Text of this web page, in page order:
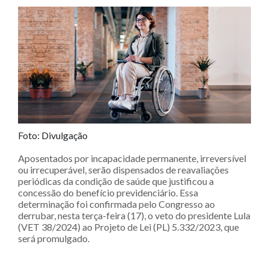
Foto: Divulgação
Aposentados por incapacidade permanente, irreversível
ou irrecuperável, serão dispensados de reavaliações
periódicas da condição de saúde que justificou a
concessão do benefício previdenciário. Essa
determinação foi confirmada pelo Congresso ao
derrubar, nesta terça-feira (17), o veto do presidente Lula
(VET 38/2024) ao Projeto de Lei (PL) 5.332/2023, que
será promulgado.